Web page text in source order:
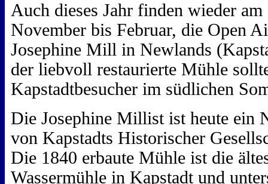
Auch dieses Jahr finden wieder am
November bis Februar, die Open
Josephine Mill in Newlands
der liebvoll restaurierte Mühle
Kapstadtbesucher im südlichen
Die Josephine Millist ist heute ein
von Kapstadts Historischer
Die 1840 erbaute Mühle ist die
Wassermühle in Kapstadt und